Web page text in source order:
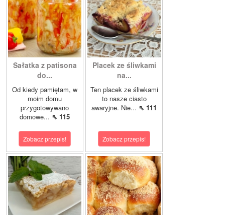
Sałatka z patisona
do...
Od kiedy pamiętam, w
moim domu
przygotowywano
domowe... ⇖ 115
Zobacz przepis!
Placek ze śliwkami
na...
Ten placek ze śliwkami
to nasze ciasto
awaryjne. Nie... ⇖ 111
Zobacz przepis!